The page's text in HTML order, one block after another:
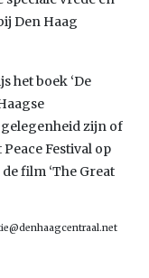
Den Haag
het boek ‘De
zijn of
Festival op
film ‘The Great